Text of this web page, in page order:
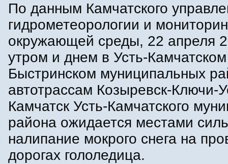
По данным Камчатского
гидрометеорологии и
окружающей среды, 22 апреля
утром и днем в Усть-
Быстринском муниципальных
автотрассам Козыревск-Ключи-
Камчатск Усть-Камчатского
района ожидается местами
налипание мокрого снега на
дорогах гололедица.